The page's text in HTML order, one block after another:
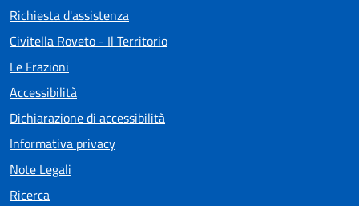
Richiesta d'assistenza
Civitella Roveto - Il Territorio
Le Frazioni
Accessibilità
Dichiarazione di accessibilità
Informativa privacy
Note Legali
Ricerca